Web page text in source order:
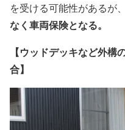
を受ける可能性があるが、
なく車両保険となる。
【ウッドデッキなど外
合】